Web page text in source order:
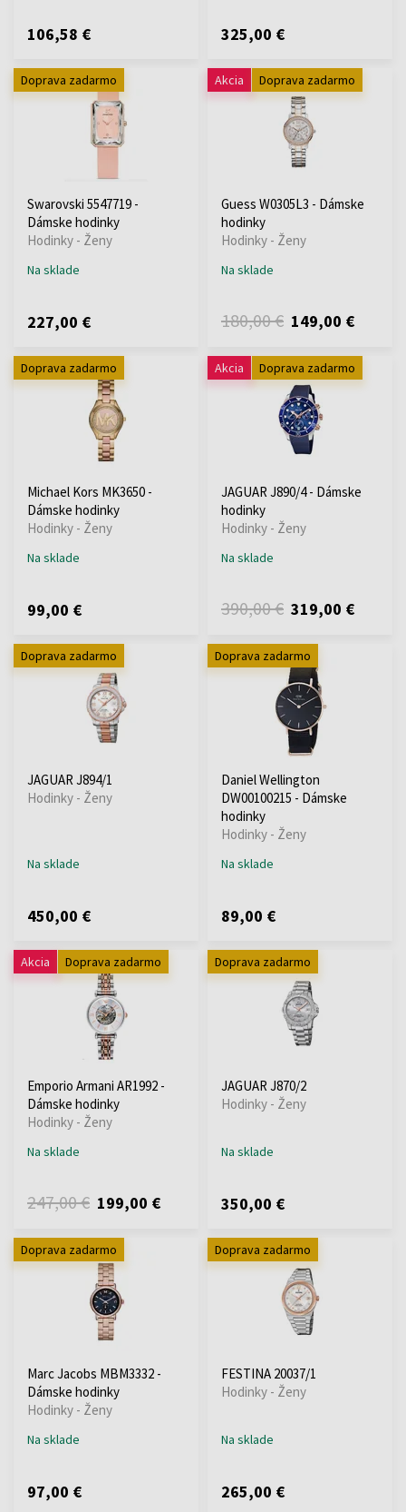
106,58 € 325,00 €
Doprava zadarmo
Swarovski 5547719 -
Dámske hodinky
Hodinky - Ženy
Na sklade
227,00 €
Akcia Doprava zadarmo
Guess W0305L3 - Dámske
hodinky
Hodinky - Ženy
Na sklade
180,00 € 149,00 €
Doprava zadarmo
Michael Kors MK3650 -
Dámske hodinky
Hodinky - Ženy
Na sklade
99,00 €
Akcia Doprava zadarmo
JAGUAR J890/4 - Dámske
hodinky
Hodinky - Ženy
Na sklade
390,00 € 319,00 €
Doprava zadarmo
JAGUAR J894/1
Hodinky - Ženy
Na sklade
450,00 €
Doprava zadarmo
Daniel Wellington
DW00100215 - Dámske
hodinky
Hodinky - Ženy
Na sklade
89,00 €
Akcia Doprava zadarmo
Emporio Armani AR1992 -
Dámske hodinky
Hodinky - Ženy
Na sklade
247,00 € 199,00 €
Doprava zadarmo
JAGUAR J870/2
Hodinky - Ženy
Na sklade
350,00 €
Doprava zadarmo
Marc Jacobs MBM3332 -
Dámske hodinky
Hodinky - Ženy
Na sklade
97,00 €
Doprava zadarmo
FESTINA 20037/1
Hodinky - Ženy
Na sklade
265,00 €